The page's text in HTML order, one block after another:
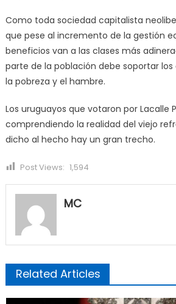
Como toda sociedad capitalista
que pese al incremento de la gestión
beneficios van a las clases más
parte de la población debe soportar
la pobreza y el hambre.
Los uruguayos que votaron por Lacalle
comprendiendo la realidad del viejo
dicho al hecho hay un gran trecho.
Post Views: 1,594
MC
Related Articles